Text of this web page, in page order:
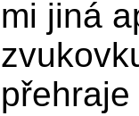
mi jiná